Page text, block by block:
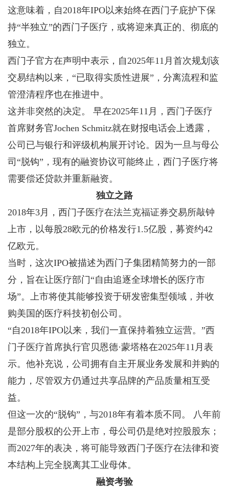
这意味着，自2018年IPO以来始终在西门子庇护下保
持“半独立”的西门子医疗，或将迎来真正的、彻底的
独立。
西门子官方在声明中表示，自2025年11月首次规划该
交易结构以来，“已取得实质性进展”，分离流程和监
管澄清程序也在推进中。
这并非突然的决定。 早在2025年11月，西门子医疗
首席财务官Jochen Schmitz就在财报电话会上透露，
公司已与银行和评级机构展开讨论。因为一旦与母公
司“脱钩”，现有的融资协议可能终止，西门子医疗将
需要偿还贷款并重新融资。
独立之路
2018年3月，西门子医疗在法兰克福证券交易所敲钟
上市，以每股28欧元的价格发行1.5亿股，募资约42
亿欧元。
当时，这次IPO被描述为西门子集团精简努力的一部
分，旨在让医疗部门“自由追逐全球增长的医疗市
场”。上市将使其能够投资于研发密集型领域，并收
购美国的医疗科技初创公司。
“自2018年IPO以来，我们一直保持着独立运营。”西
门子医疗首席执行官贝恩德·蒙塔格在2025年11月表
示。他补充说，公司拥有自主开展业务发展和并购的
能力，尽管双方仍通过共享品牌的产品质量相互受
益。
但这一次的“脱钩”，与2018年有着本质不同。 八年前
是部分股权的公开上市，母公司仍是绝对控股股东；
而2027年的表决，将可能导致西门子医疗在法律和资
本结构上完全脱离其工业母体。
融资考验